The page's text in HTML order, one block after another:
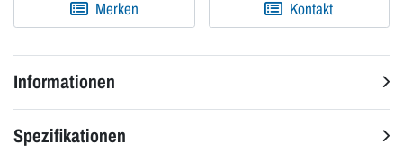
Merken Kontakt
Informationen
Spezifikationen